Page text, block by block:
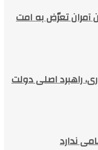
آمران تعرّض به امت
راهبرد اصلی دولت
ندارد